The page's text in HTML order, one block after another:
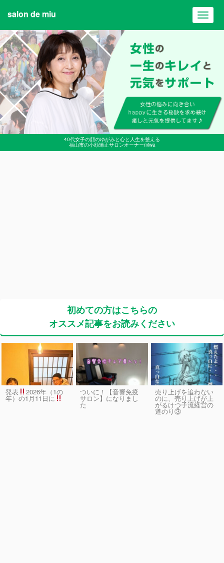
40代女子の顔のゆがみと心と人生を整える
福山市の小顔矯正サロンオーナーmiwa
salon de miu
初めての方はこちらの
オススメ記事をお読みください
発表 2026年（1の
年）の1月11日に
ついに！【音響免疫
サロン】になりまし
た
売り上げを追わない
のに、売り上げが上
がるけつ子流経営の
道のり③